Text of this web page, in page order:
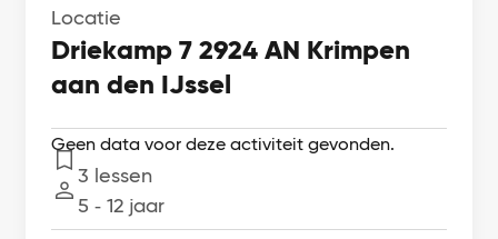
Locatie
Driekamp 7 2924 AN Krimpen
aan den IJssel
Geen data voor deze activiteit gevonden.
Lessen
3 lessen
Leeftijd
5 ‐ 12 jaar